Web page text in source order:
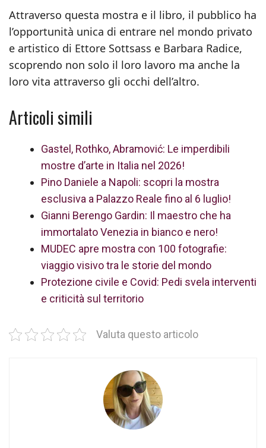
Attraverso questa mostra e il libro, il pubblico ha
l’opportunità unica di entrare nel mondo privato
e artistico di Ettore Sottsass e Barbara Radice,
scoprendo non solo il loro lavoro ma anche la
loro vita attraverso gli occhi dell’altro.
Articoli simili
Gastel, Rothko, Abramović: Le imperdibili
mostre d’arte in Italia nel 2026!
Pino Daniele a Napoli: scopri la mostra
esclusiva a Palazzo Reale fino al 6 luglio!
Gianni Berengo Gardin: Il maestro che ha
immortalato Venezia in bianco e nero!
MUDEC apre mostra con 100 fotografie:
viaggio visivo tra le storie del mondo
Protezione civile e Covid: Pedi svela interventi
e criticità sul territorio
Valuta questo articolo